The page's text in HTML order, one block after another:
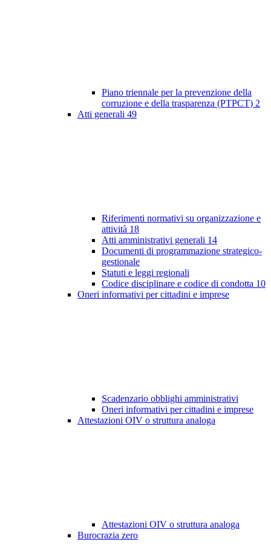
Piano triennale per la prevenzione della
corruzione e della trasparenza (PTPCT) 2
Atti generali 49
Riferimenti normativi su organizzazione e
attività 18
Atti amministrativi generali 14
Documenti di programmazione strategico-
gestionale
Statuti e leggi regionali
Codice disciplinare e codice di condotta 10
Oneri informativi per cittadini e imprese
Scadenzario obblighi amministrativi
Oneri informativi per cittadini e imprese
Attestazioni OIV o struttura analoga
Attestazioni OIV o struttura analoga
Burocrazia zero